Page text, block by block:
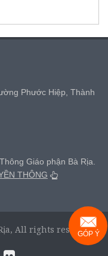
Phước Hiệp, Thành
Giáo phận Bà Rịa.
THÔNG
All rights reserved.
GÓP Ý